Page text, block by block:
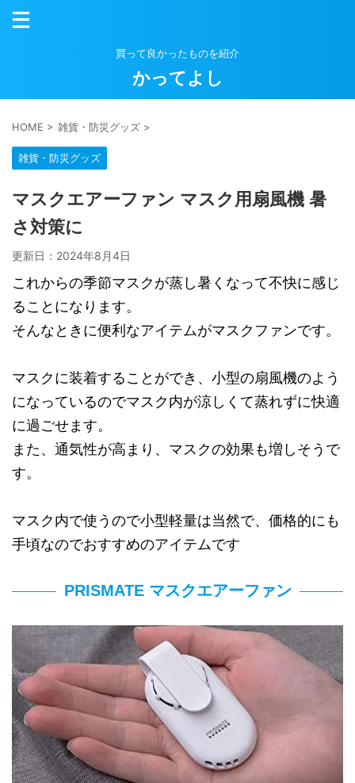
買って良かったものを紹介
かってよし
HOME > 雑貨・防災グッズ >
雑貨・防災グッズ
マスクエアーファン マスク用扇風機 暑
さ対策に
更新日： 2024年8月4日
これからの季節マスクが蒸し暑くなって不快に感じ
ることになります。
そんなときに便利なアイテムがマスクファンです。
マスクに装着することができ、小型の扇風機のよう
になっているのでマスク内が涼しくて蒸れずに快適
に過ごせます。
また、通気性が高まり、マスクの効果も増しそうで
す。
マスク内で使うので小型軽量は当然で、価格的にも
手頃なのでおすすめのアイテムです
PRISMATE マスクエアーファン